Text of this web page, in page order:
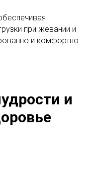
при жевании и
и комфортно.
и